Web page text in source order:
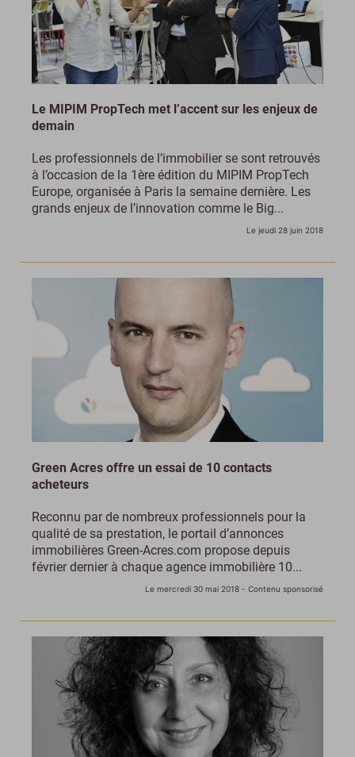
Le MIPIM PropTech met l’accent sur les enjeux de
demain
Les professionnels de l’immobilier se sont retrouvés
à l’occasion de la 1ère édition du MIPIM PropTech
Europe, organisée à Paris la semaine dernière. Les
grands enjeux de l’innovation comme le Big...
Le jeudi 28 juin 2018
Green Acres offre un essai de 10 contacts
acheteurs
Reconnu par de nombreux professionnels pour la
qualité de sa prestation, le portail d’annonces
immobilières Green-Acres.com propose depuis
février dernier à chaque agence immobilière 10...
Le mercredi 30 mai 2018 - Contenu sponsorisé